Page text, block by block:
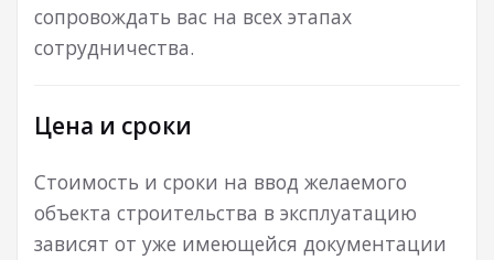
сопровождать вас на всех этапах
сотрудничества.
Цена и сроки
Стоимость и сроки на ввод желаемого
объекта строительства в эксплуатацию
зависят от уже имеющейся документации